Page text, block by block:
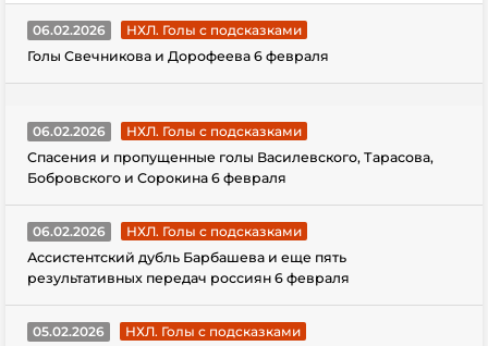
06.02.2026
НХЛ. Голы с подсказками
Голы Свечникова и Дорофеева 6 февраля
06.02.2026
НХЛ. Голы с подсказками
Спасения и пропущенные голы Василевского, Тарасова,
Бобровского и Сорокина 6 февраля
06.02.2026
НХЛ. Голы с подсказками
Ассистентский дубль Барбашева и еще пять
результативных передач россиян 6 февраля
05.02.2026
НХЛ. Голы с подсказками